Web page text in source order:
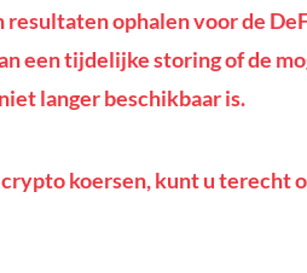
resultaten ophalen voor de
een tijdelijke storing of de
langer beschikbaar is.
koersen, kunt u terecht